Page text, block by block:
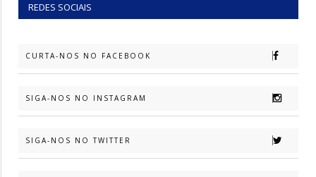
REDES SOCIAIS
CURTA-NOS NO FACEBOOK
SIGA-NOS NO INSTAGRAM
SIGA-NOS NO TWITTER